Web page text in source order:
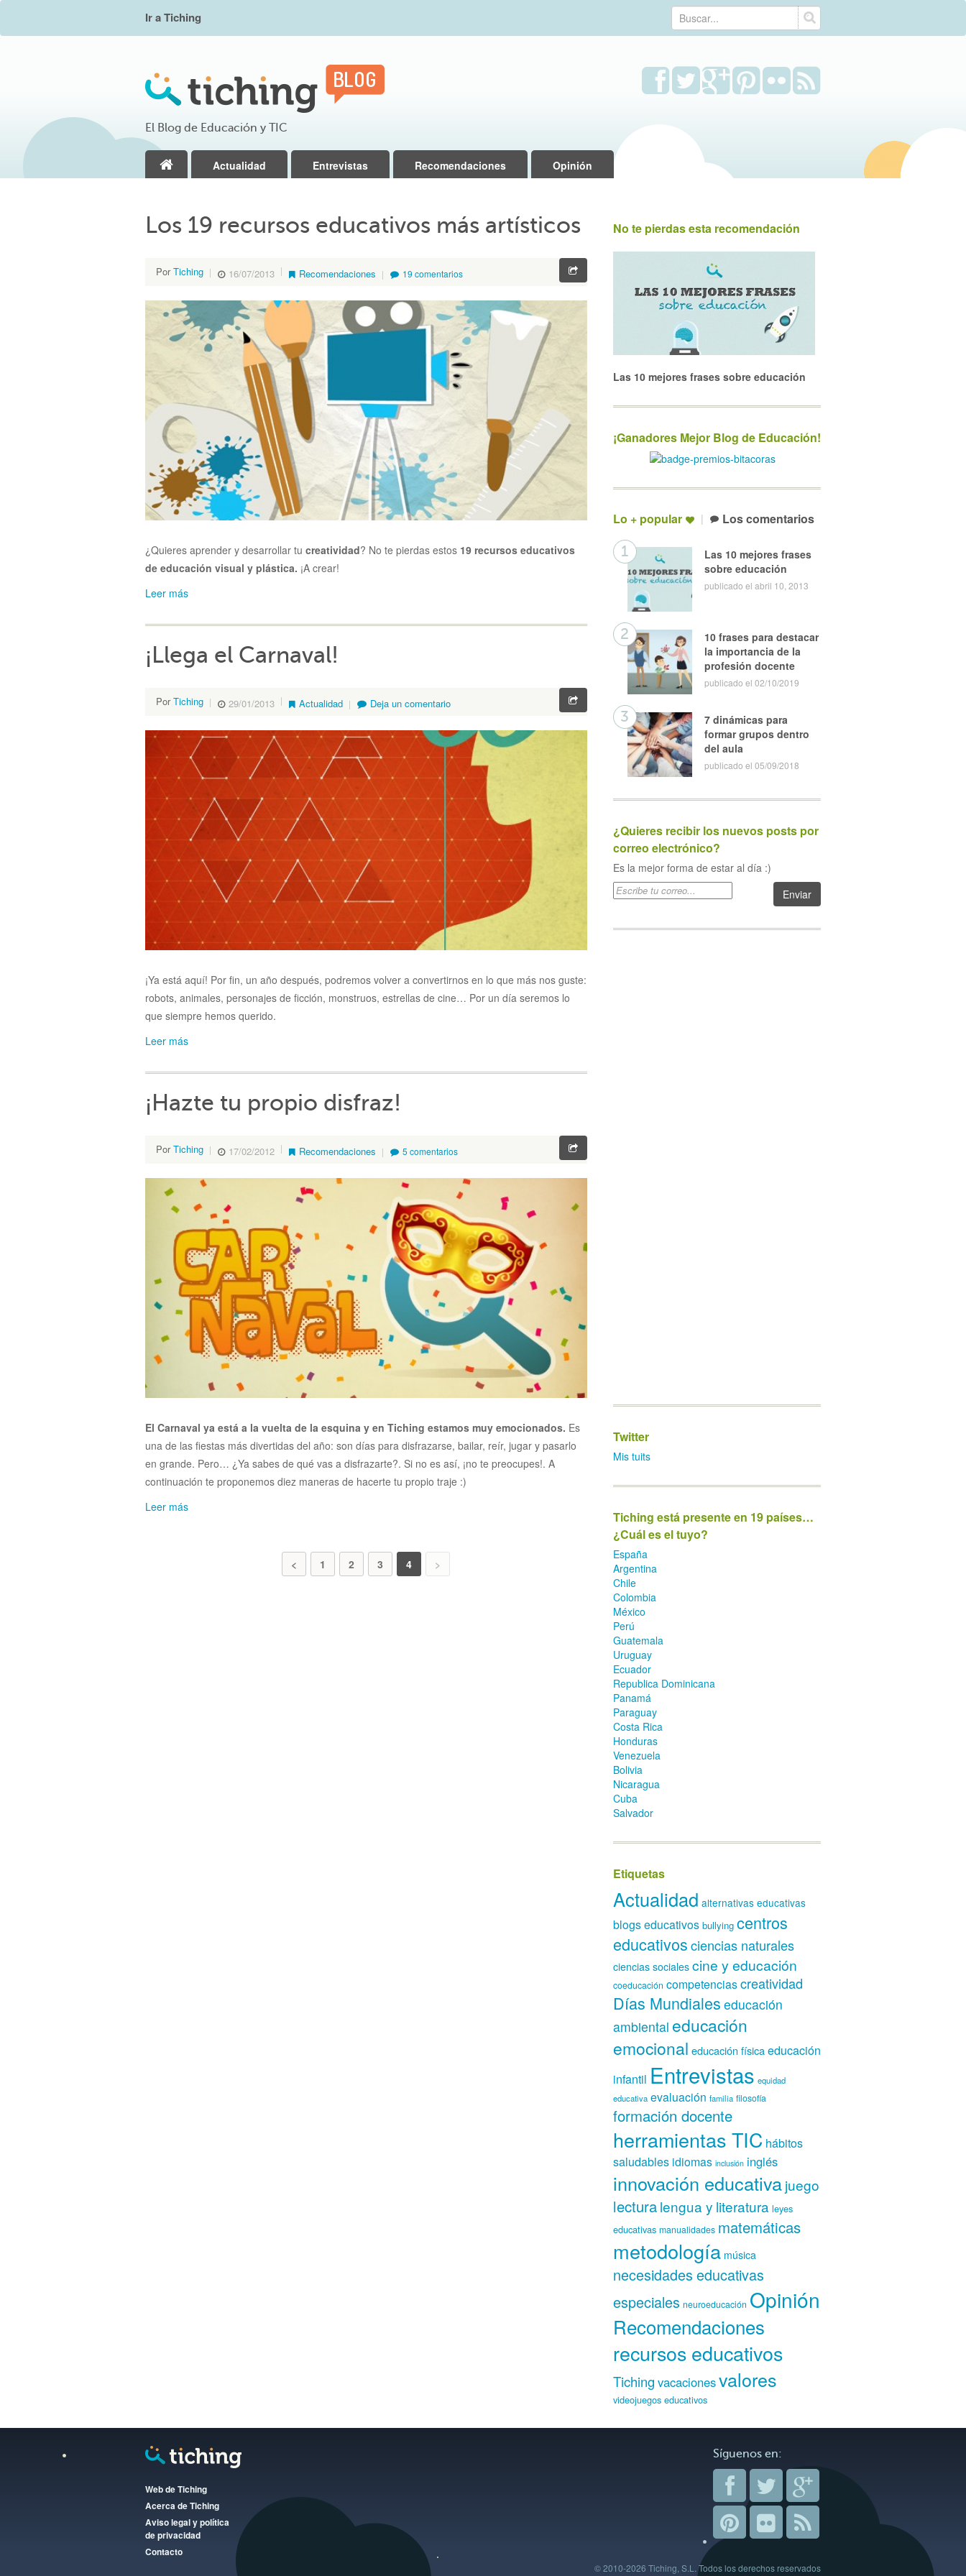
Ir a Tiching
El Blog de Educación y TIC
Actualidad Entrevistas Recomendaciones Opinión
Los 19 recursos educativos más artísticos
PorTiching 16/07/2013 Recomendaciones 19 comentarios
¿Quieres aprender y desarrollar tu creatividad? No te pierdas estos 19 recursos educativos
de educación visual y plástica. ¡A crear!
Leer más
¡Llega el Carnaval!
PorTiching 29/01/2013 Actualidad Deja un comentario
¡Ya está aquí! Por fin, un año después, podremos volver a convertirnos en lo que más nos guste:
robots, animales, personajes de ficción, monstruos, estrellas de cine… Por un día seremos lo
que siempre hemos querido.
Leer más
¡Hazte tu propio disfraz!
PorTiching 17/02/2012 Recomendaciones 5 comentarios
El Carnaval ya está a la vuelta de la esquina y en Tiching estamos muy emocionados. Es
una de las fiestas más divertidas del año: son días para disfrazarse, bailar, reír, jugar y pasarlo
en grande. Pero… ¿Ya sabes de qué vas a disfrazarte?. Si no es así, ¡no te preocupes!. A
continuación te proponemos diez maneras de hacerte tu propio traje :)
Leer más
< 1 2 3 4 >
No te pierdas esta recomendación
Las 10 mejores frases sobre educación
¡Ganadores Mejor Blog de Educación!
Lo + popular Los comentarios
Las 10 mejores frases
sobre educación
publicado el abril 10, 2013
10 frases para destacar
la importancia de la
profesión docente
publicado el 02/10/2019
7 dinámicas para
formar grupos dentro
del aula
publicado el 05/09/2018
¿Quieres recibir los nuevos posts por
correo electrónico?
Es la mejor forma de estar al día :)
Twitter
Mis tuits
Tiching está presente en 19 países…
¿Cuál es el tuyo?
España
Argentina
Chile
Colombia
México
Perú
Guatemala
Uruguay
Ecuador
Republica Dominicana
Panamá
Paraguay
Costa Rica
Honduras
Venezuela
Bolivia
Nicaragua
Cuba
Salvador
Etiquetas
Actualidad alternativas educativas
blogs educativos bullying centros
educativosciencias naturales
ciencias sociales cine y educación
coeducación competenciascreatividad
Días Mundiales educación
ambiental educación
emocional educación física educación
infantil Entrevistas equidad
educativa evaluación familia filosofía
formación docente
herramientas TIC hábitos
saludables idiomas inclusión inglés
innovación educativajuego
lecturalengua y literatura leyes
educativas manualidades matemáticas
metodología música
necesidades educativas
especiales neuroeducación Opinión
Recomendaciones
recursos educativos
Tiching vacacionesvalores
videojuegos educativos
Web de Tiching
Acerca de Tiching
Aviso legal y política
de privacidad
Contacto
Síguenos en:
© 2010-2026 Tiching, S.L. Todos los derechos reservados